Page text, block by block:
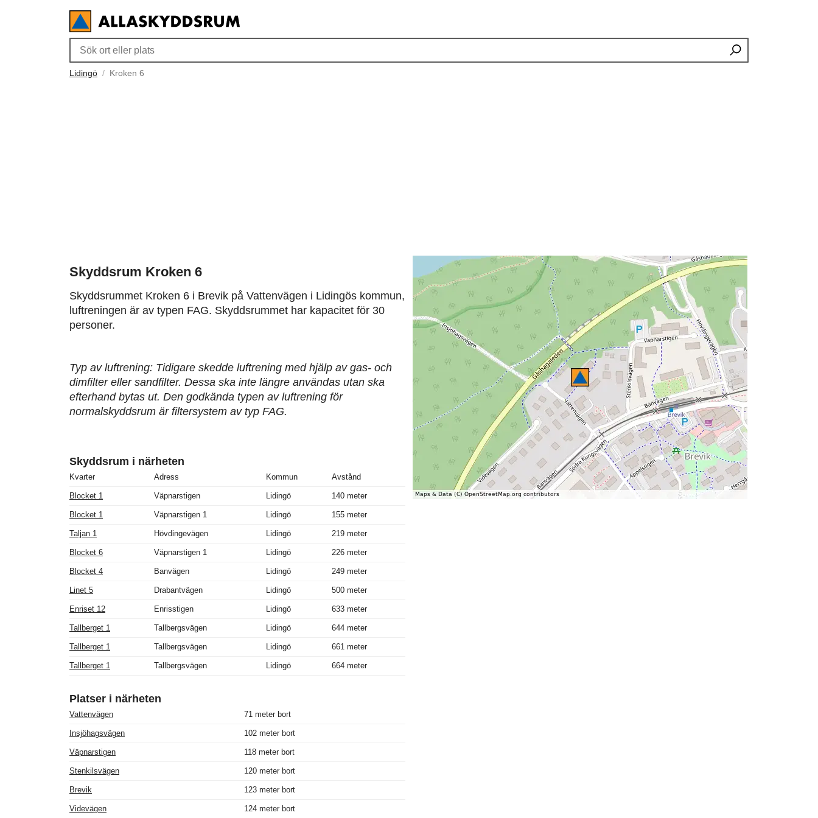
Lidingö Kroken 6
Skyddsrum Kroken 6
Skyddsrummet Kroken 6 i Brevik på Vattenvägen i Lidingös kommun,
luftreningen är av typen FAG. Skyddsrummet har kapacitet för 30
personer.
Typ av luftrening: Tidigare skedde luftrening med hjälp av gas- och
dimfilter eller sandfilter. Dessa ska inte längre användas utan ska
efterhand bytas ut. Den godkända typen av luftrening för
normalskyddsrum är filtersystem av typ FAG.
Skyddsrum i närheten
Kvarter Adress Kommun Avstånd
Blocket 1 Väpnarstigen Lidingö 140 meter
Blocket 1 Väpnarstigen 1 Lidingö 155 meter
Taljan 1 Hövdingevägen Lidingö 219 meter
Blocket 6 Väpnarstigen 1 Lidingö 226 meter
Blocket 4 Banvägen Lidingö 249 meter
Linet 5 Drabantvägen Lidingö 500 meter
Enriset 12 Enrisstigen Lidingö 633 meter
Tallberget 1 Tallbergsvägen Lidingö 644 meter
Tallberget 1 Tallbergsvägen Lidingö 661 meter
Tallberget 1 Tallbergsvägen Lidingö 664 meter
Platser i närheten
Vattenvägen 71 meter bort
Insjöhagsvägen 102 meter bort
Väpnarstigen 118 meter bort
Stenkilsvägen 120 meter bort
Brevik 123 meter bort
Videvägen 124 meter bort